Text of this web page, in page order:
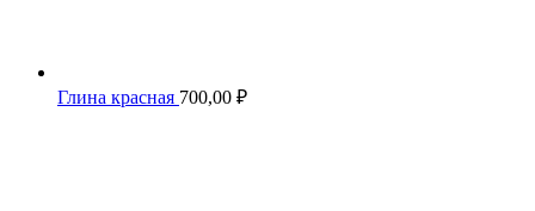
Глина красная 700,00 ₽